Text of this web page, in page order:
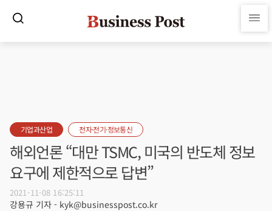
기업과산업 전자·전기·정보통신
해외언론 “대만 TSMC, 미국의 반도체 정보
요구에 제한적으로 답변”
2021-11-08 16:25:11
강용규 기자 - kyk@businesspost.co.kr